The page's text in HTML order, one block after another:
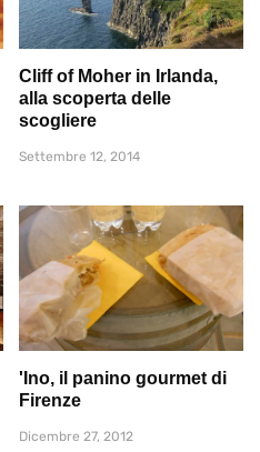
Cliff of Moher in Irlanda,
alla scoperta delle
scogliere
Settembre 12, 2014
'Ino, il panino gourmet di
Firenze
Dicembre 27, 2012